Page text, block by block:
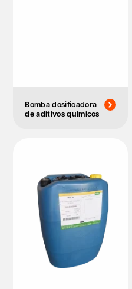
Bomba dosificadora
de aditivos químicos